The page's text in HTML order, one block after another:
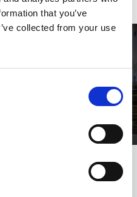
that you’ve
collected from your use